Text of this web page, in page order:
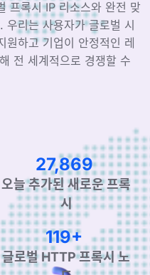
프록시 IP 리소스와 완전 맞
우리는 사용자가 글로벌 시
원하고 기업이 안정적인 레
전 세계적으로 경쟁할 수
43,043
오늘 추가된 새로운 프록
시
184+
글로벌 HTTP 프록시 노